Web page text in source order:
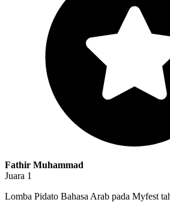
Fathir Muhammad
Juara 1
Lomba Pidato Bahasa Arab pada Myfest